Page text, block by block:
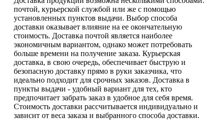
почтой, курьерской службой или же с помощью
установленных пунктов выдачи. Выбор способа
доставки оказывает влияние на ее окончательную
стоимость. Доставка почтой является наиболее
экономичным вариантом, однако может потребовать
больше времени на получение заказа. Курьерская
доставка, в свою очередь, обеспечивает быструю и
безопасную доставку прямо в руки заказчика, что
идеально подходит для срочных заказов. Доставка в
пункты выдачи - удобный вариант для тех, кто
предпочитает забрать заказ в удобное для себя время.
Стоимость доставки рассчитывается индивидуально и
зависит от веса заказа и выбранного способа доставки.